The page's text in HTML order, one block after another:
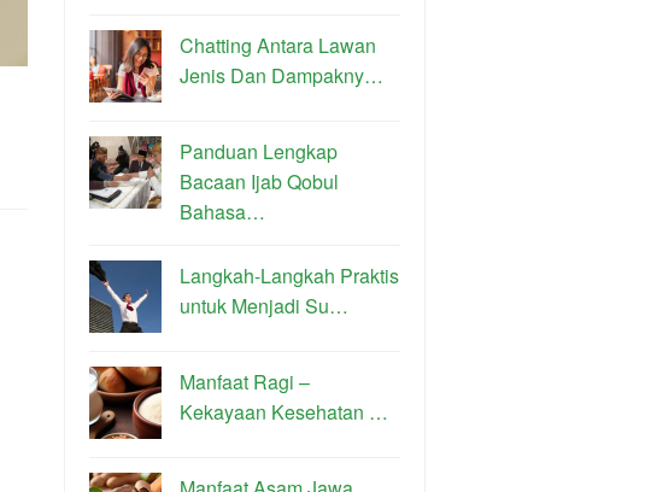
Chatting Antara Lawan
Jenis Dan Dampakny…
Panduan Lengkap
Bacaan Ijab Qobul
Bahasa…
Langkah-Langkah Praktis
untuk Menjadi Su…
Manfaat Ragi –
Kekayaan Kesehatan …